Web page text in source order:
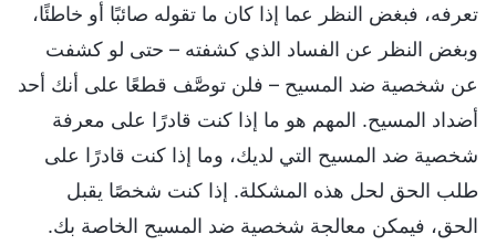
تعرفه، فبغض النظر عما إذا كان ما تقوله صائبًا أو خاطئًا،
وبغض النظر عن الفساد الذي كشفته – حتى لو كشفت
عن شخصية ضد المسيح – فلن توصَّف قطعًا على أنك أحد
أضداد المسيح. المهم هو ما إذا كنت قادرًا على معرفة
شخصية ضد المسيح التي لديك، وما إذا كنت قادرًا على
طلب الحق لحل هذه المشكلة. إذا كنت شخصًا يقبل
الحق، فيمكن معالجة شخصية ضد المسيح الخاصة بك.